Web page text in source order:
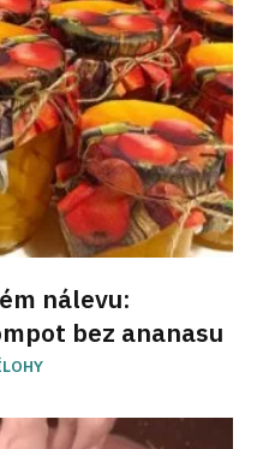
nálevu:
bez ananasu